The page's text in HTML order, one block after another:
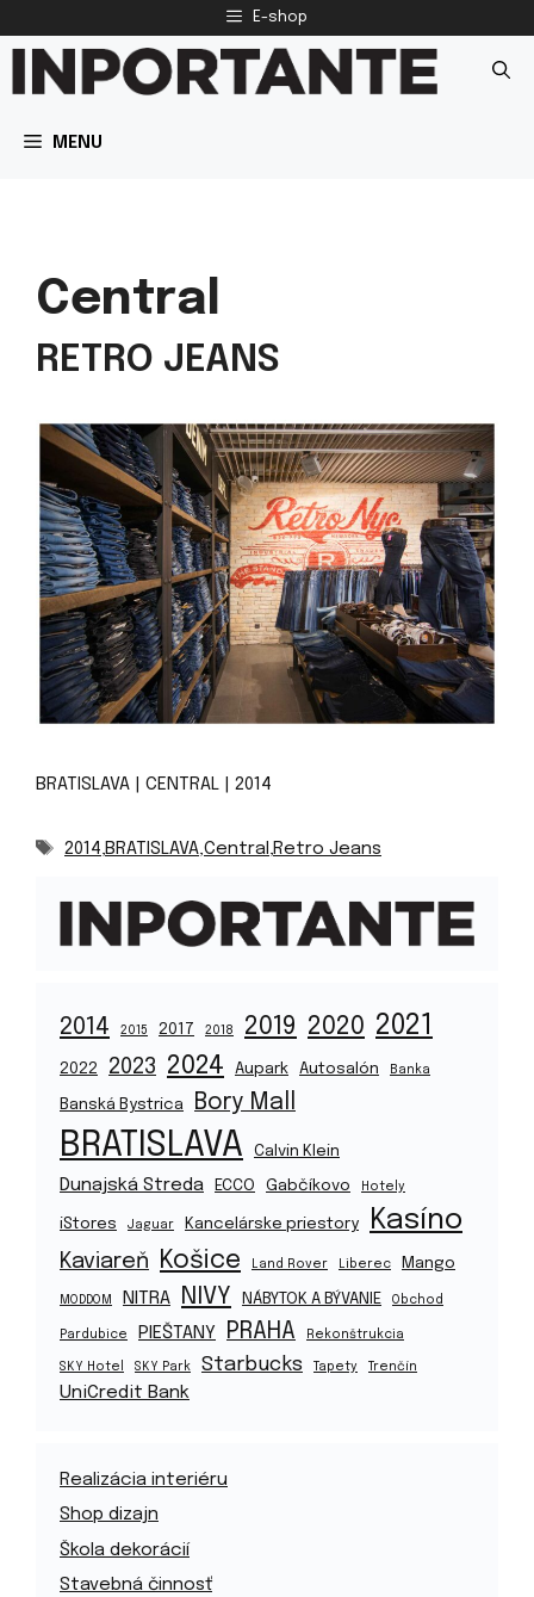
na
obsah
E-shop
MENU
Central
RETRO JEANS
BRATISLAVA | CENTRAL | 2014
Značky
2014,BRATISLAVA,Central ,Retro Jeans
2014 2015 2017 2018 2019 2020 2021
2022 2023 2024 Aupark Autosalón Banka
Banská Bystrica Bory Mall
BRATISLAVA Calvin Klein
Dunajská Streda ECCO Gabčíkovo Hotely
iStores Jaguar Kancelárske priestory Kasíno
Kaviareň Košice Land Rover Liberec Mango
MODDOM NITRA NIVY NÁBYTOK A BÝVANIE Obchod
Pardubice PIEŠTANY PRAHA Rekonštrukcia
SKY Hotel SKY Park Starbucks Tapety Trenčín
UniCredit Bank
Realizácia interiéru
Shop dizajn
Škola dekorácií
Stavebná činnosť